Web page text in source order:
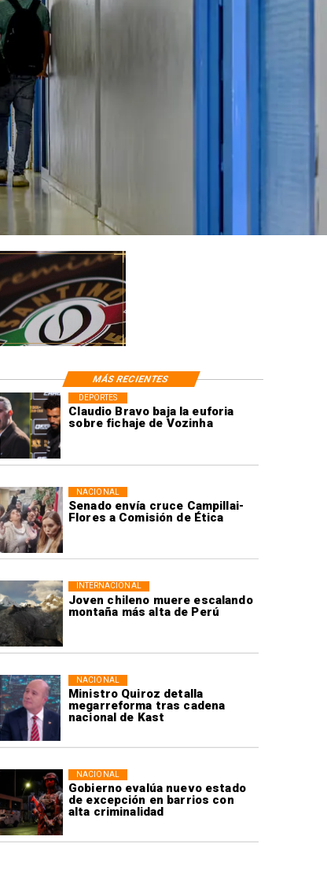
Claudio Bravo baja la euforia
sobre fichaje de Vozinha
DEPORTES
Senado envía cruce Campillai-
Flores a Comisión de Ética
NACIONAL
Joven chileno muere escalando
montaña más alta de Perú
INTERNACIONAL
Ministro Quiroz detalla
megarreforma tras cadena
nacional de Kast
NACIONAL
Gobierno evalúa nuevo estado
de excepción en barrios con
alta criminalidad
NACIONAL
MÁS RECIENTES